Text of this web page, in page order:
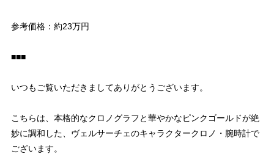
参考価格：約23万円
■■■
いつもご覧いただきましてありがとうございます。
こちらは、本格的なクロノグラフと華やかなピンクゴールドが絶
妙に調和した、ヴェルサーチェのキャラクタークロノ・腕時計で
ございます。